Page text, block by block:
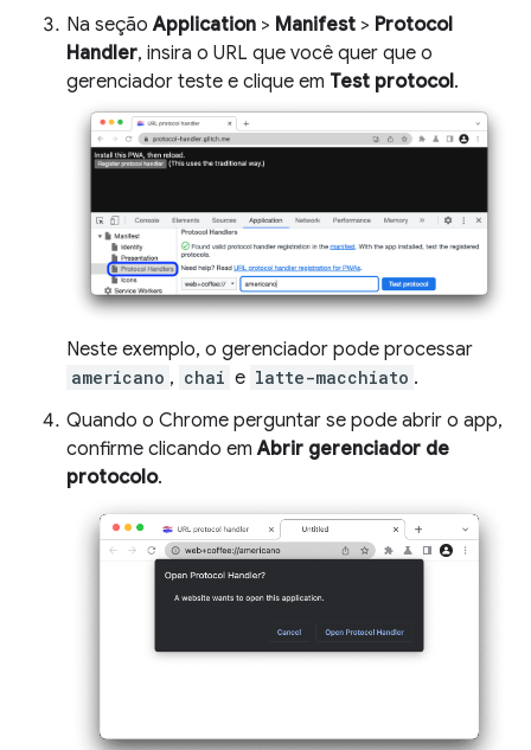
Na seçãoApplication > Manifest > Protocol
Handler, insira o URL que você quer que o
gerenciador teste e clique em Test protocol.
Neste exemplo, o gerenciador pode processar
americano , chai e latte-macchiato .
Quando o Chrome perguntar se pode abrir o app,
confirme clicando emAbrir gerenciador de
protocolo.